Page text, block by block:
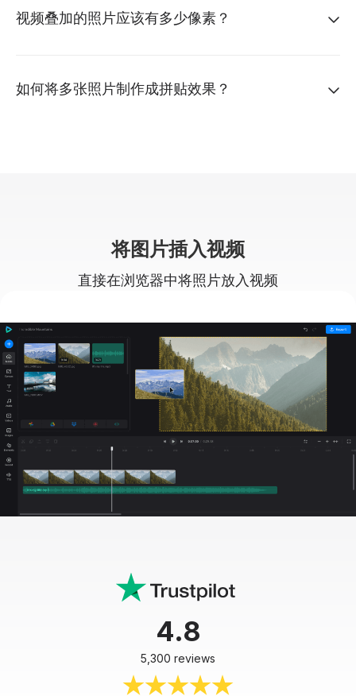
视频叠加的照片应该有多少像素？
如何将多张照片制作成拼贴效果？
将图片插入视频
直接在浏览器中将照片放入视频
4.8
5,300 reviews